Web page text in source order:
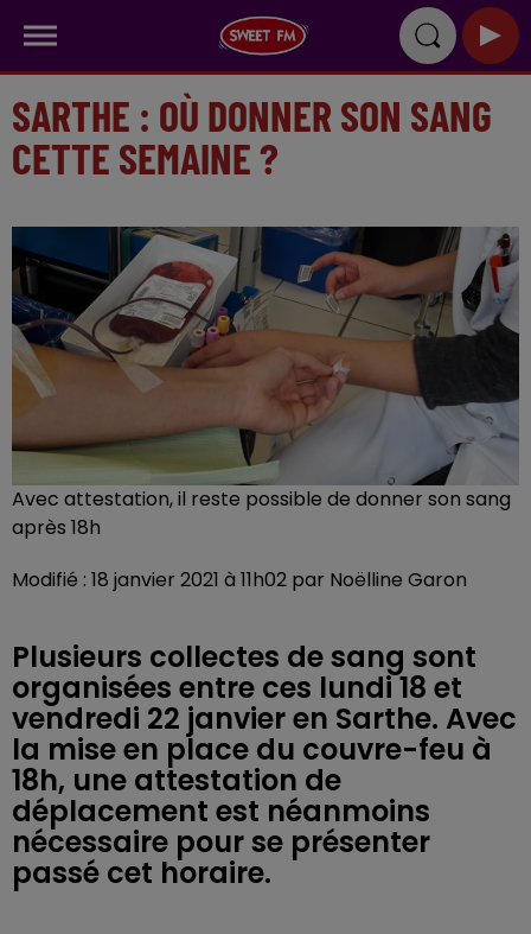
SARTHE : OÙ DONNER SON SANG
CETTE SEMAINE ?
Avec attestation, il reste possible de donner son sang
après 18h
Modifié : 18 janvier 2021 à 11h02 par Noëlline Garon
Plusieurs collectes de sang sont
organisées entre ces lundi 18 et
vendredi 22 janvier en Sarthe. Avec
la mise en place du couvre-feu à
18h, une attestation de
déplacement est néanmoins
nécessaire pour se présenter
passé cet horaire.